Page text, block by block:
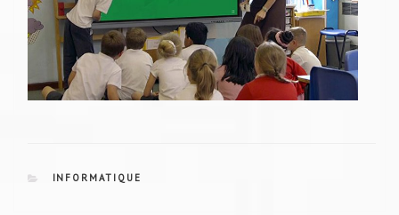
CATEGORIES
INFORMATIQUE